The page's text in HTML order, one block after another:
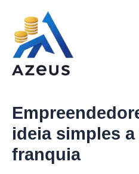
conteúdo
ideia simples
franquia